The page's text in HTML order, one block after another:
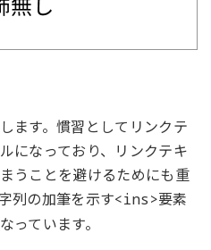
ます。慣習としてリンクテ
になっており、リンクテキ
うことを避けるためにも重
列の加筆を示す<ins>要素
っています。